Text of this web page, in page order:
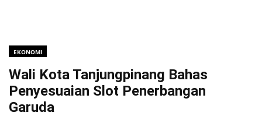
EKONOMI
Wali Kota Tanjungpinang Bahas
Penyesuaian Slot Penerbangan
Garuda